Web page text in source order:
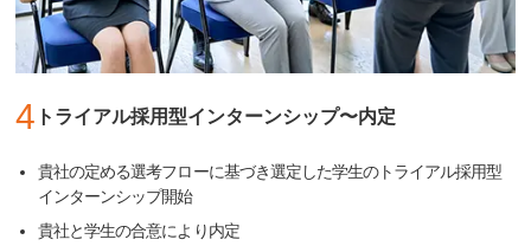
4 トライアル採用型インターンシップ〜内定
貴社の定める選考フローに基づき選定した学生のトライアル採用型
インターンシップ開始
貴社と学生の合意により内定